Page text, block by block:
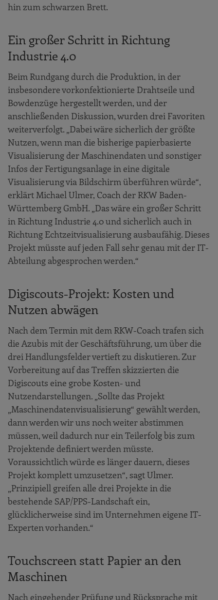
hin zum schwarzen Brett.
Ein großer Schritt in Richtung
Industrie 4.0
Beim Rundgang durch die Produktion, in der
insbesondere vorkonfektionierte Drahtseile und
Bowdenzüge hergestellt werden, und der
anschließenden Diskussion, wurden drei Favoriten
weiterverfolgt. „Dabei wäre sicherlich der größte
Nutzen, wenn man die bisherige papierbasierte
Visualisierung der Maschinendaten und sonstiger
Infos der Fertigungsanlage in eine digitale
Visualisierung via Bildschirm überführen würde“,
erklärt Michael Ulmer, Coach der RKW Baden-
Württemberg GmbH. „Das wäre ein großer Schritt
in Richtung Industrie 4.0 und sicherlich auch in
Richtung Echtzeitvisualisierung ausbaufähig. Dieses
Projekt müsste auf jeden Fall sehr genau mit der IT-
Abteilung abgesprochen werden.“
Digiscouts-Projekt: Kosten und
Nutzen abwägen
Nach dem Termin mit dem RKW-Coach trafen sich
die Azubis mit der Geschäftsführung, um über die
drei Handlungsfelder vertieft zu diskutieren. Zur
Vorbereitung auf das Treffen skizzierten die
Digiscouts eine grobe Kosten- und
Nutzendarstellungen. „Sollte das Projekt
„Maschinendatenvisualisierung“ gewählt werden,
dann werden wir uns noch weiter abstimmen
müssen, weil dadurch nur ein Teilerfolg bis zum
Projektende definiert werden müsste.
Voraussichtlich würde es länger dauern, dieses
Projekt komplett umzusetzen“, sagt Ulmer.
„Prinzipiell greifen alle drei Projekte in die
bestehende SAP/PPS-Landschaft ein,
glücklicherweise sind im Unternehmen eigene IT-
Experten vorhanden.“
Touchscreen statt Papier an den
Maschinen
Nach eingehender Prüfung und Rücksprache mit